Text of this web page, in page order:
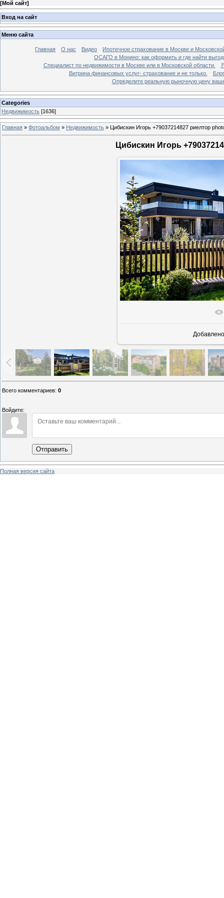
[Мой сайт]
Вход на сайт
Меню сайта
Главная О нас Видео
Ипотечное страхование в Москве и
ОСАГО в Монино: как оформить и где найти
Специалист по недвижимости в Москве или в Московской области.
Витрина финансовых услуг- страхование и не только.
Блог
Определите реальную рыночную цену
Categories
Недвижимость [1636]
Главная » Фотоальбом » Недвижимость » Цибискин Игорь +79037214827 риелтор
Цибискин Игорь
В
Добавлено
Всего комментариев: 0
Войдите:
Отправить
Полная версия сайта